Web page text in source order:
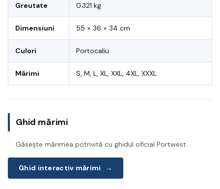
Greutate 0.321 kg
Dimensiuni 55 × 36 × 34 cm
Culori Portocaliu
Mărimi S, M, L, XL, XXL, 4XL, XXXL
Ghid mărimi
Găsește mărimea potrivită cu ghidul oficial Portwest.
Ghid interactiv mărimi →